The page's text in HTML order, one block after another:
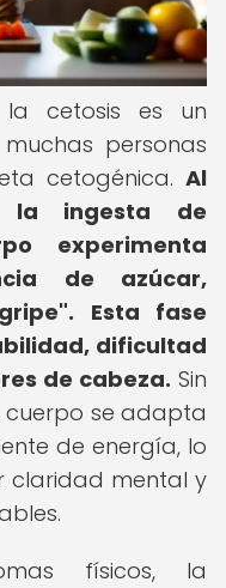
cetosis es un
personas
cetogénica. Al
la ingesta de
experimenta
de azúcar,
Esta fase
dificultad
de cabeza. Sin
cuerpo se adapta
de energía, lo
claridad mental y
físicos, la